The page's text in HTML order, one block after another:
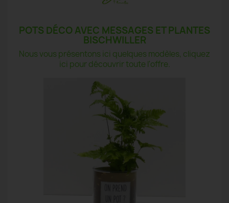
POTS DÉCO AVEC MESSAGES ET PLANTES
BISCHWILLER
Nous vous présentons ici quelques modèles, cliquez
ici pour découvrir toute l'offre.